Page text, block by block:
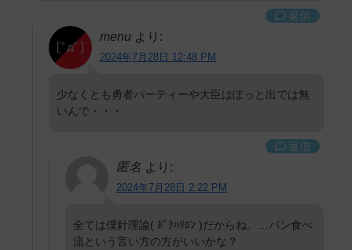
返信
menu より:
2024年7月28日 12:48 PM
少なくとも勇者パーティーや大臣はぽっと出では無
いんで・・・
返信
匿名 より:
2024年7月28日 2:22 PM
全ては僕針理論( ﾎﾞｸﾊﾘﾛﾝ )だからね。…パン食べ
流という言い方の方がいいかな？